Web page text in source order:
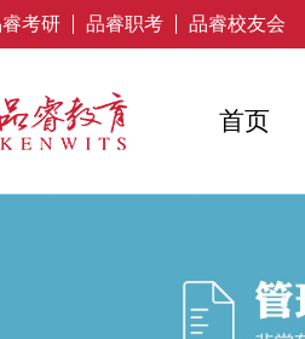
考研 品睿职考 品睿校友会
首页